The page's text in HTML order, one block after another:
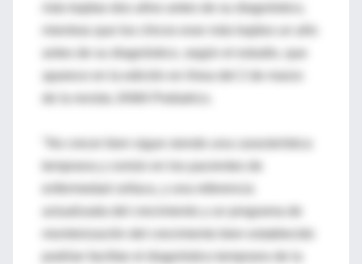
más bajitas dos años antes de su diagnóstico,
antes de su diagnóstico, según el estudio, que
aparece en la edición en línea del 2 de marzo
"No crecer bien sigue siendo una característica
actualizada del crecimiento y un programa de
podrían facilitar el diagnóstico temprano de la